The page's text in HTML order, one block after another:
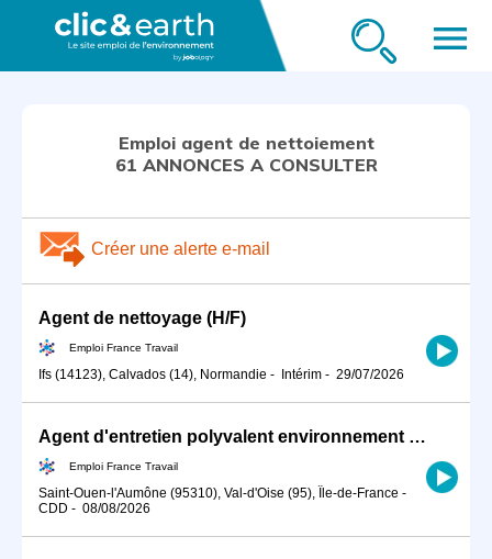
menu
Emploi agent de nettoiement
61 ANNONCES A CONSULTER
Créer une alerte e-mail
Agent de nettoyage (H/F)
Emploi France Travail
Ifs (14123), Calvados (14), Normandie - Intérim - 29/07/2026
Agent d'entretien polyvalent environnement propreté (H/F)
Emploi France Travail
Saint-Ouen-l'Aumône (95310), Val-d'Oise (95), Île-de-France -
CDD - 08/08/2026